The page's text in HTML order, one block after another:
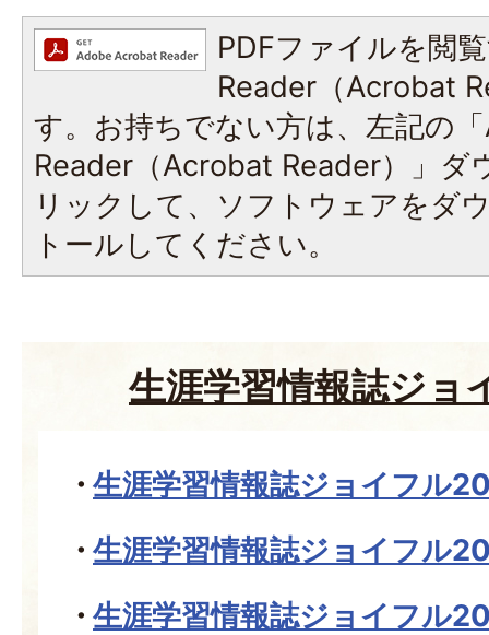
PDFファイルを閲
Reader（Acrobat
す。お持ちでない方は、左記の
Reader（Acrobat Reader）」ダ
リックして、ソフトウェアをダ
トールしてください。
生涯学習情報誌ジョ
生涯学習情報誌ジョイフル
生涯学習情報誌ジョイフル
生涯学習情報誌ジョイフル